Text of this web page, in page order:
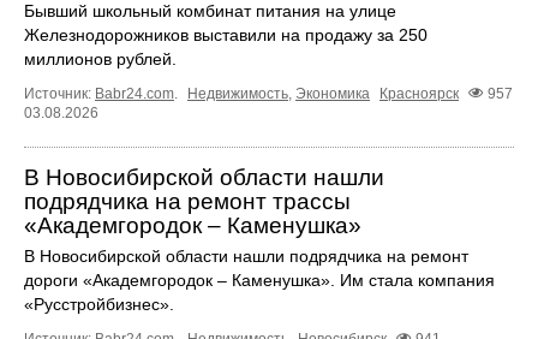
Бывший школьный комбинат питания на улице
Железнодорожников выставили на продажу за 250
миллионов рублей.
Источник: Babr24.com. Недвижимость, Экономика Красноярск
957
03.08.2026
В Новосибирской области нашли
подрядчика на ремонт трассы
«Академгородок – Каменушка»
В Новосибирской области нашли подрядчика на ремонт
дороги «Академгородок – Каменушка». Им стала компания
«Русстройбизнес».